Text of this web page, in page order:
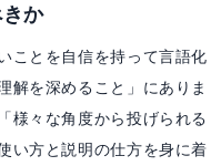
か
ことを自信を持って言語化
解を深めること」にありま
様々な角度から投げられる
い方と説明の仕方を身に着